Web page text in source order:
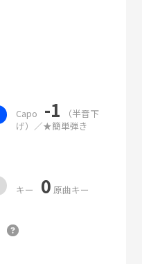
Capo -1
（半音下
げ）／★簡単弾き
キー 0 原曲キー